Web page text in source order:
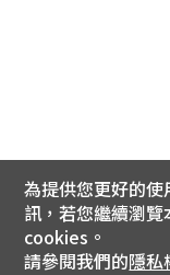
為提供您更好的
訊，若您繼續瀏
cookies。
請參閱我們的隱私